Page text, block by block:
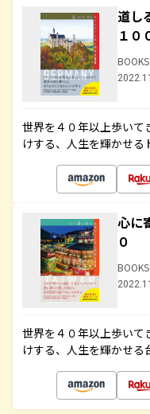
道し
１０
世界を４０年以上歩いて
けする、人生を輝かせ
心に
０
世界を４０年以上歩いて
けする、人生を輝かせ